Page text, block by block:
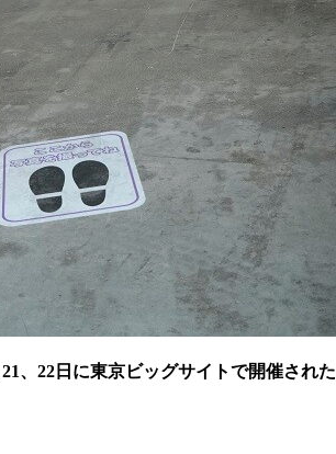
、22日に東京ビッグサイトで開催された